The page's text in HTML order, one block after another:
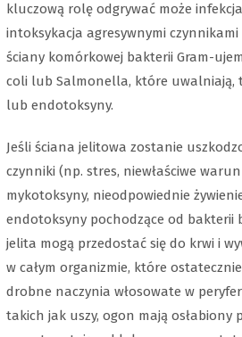
kluczową rolę odgrywać może
intoksykacja agresywnymi czynnikami
ściany komórkowej bakterii Gram-
coli lub Salmonella, które uwalniają,
lub endotoksyny.
Jeśli ściana jelitowa zostanie
czynniki (np. stres, niewłaściwe
mykotoksyny, nieodpowiednie
endotoksyny pochodzące od bakterii
jelita mogą przedostać się do krwi i
w całym organizmie, które
drobne naczynia włosowate w
takich jak uszy, ogon mają osłabiony